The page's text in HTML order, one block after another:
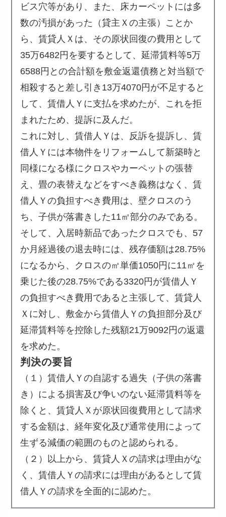
ビス穴等があり、また、床カーペットには多
数の汚損があった（貸主Ｘの主張）ことか
ら、賃貸人Ｘは、その原状回復の費用として
35万6482円を要するとして、延滞賃料等5万
6588円との合計額を敷金返還債務と対当額で
相殺すると差し引き13万4070円が不足すると
して、賃借人Ｙに支払を求めたが、これを拒
まれたため、提訴に及んだ。
これに対し、賃借人Ｙは、反訴を提訴し、賃
借人Ｙには本物件をリフォームして新築時と
同様になる様にクロスやカーペットの張替
え、畳の表替えなどをすべき義務はなく、賃
借人Ｙの負担すべき費用は、壁クロスのう
ち、子供が落書きした11㎡部分のみである。
そして、入居時新品であったクロスでも、57
か月経過後の退去時には、残存価額は28.75%
になるから、クロスの㎡単価1050円に11㎡を
乗じた後の28.75%である3320円が賃借人Ｙ
の負担すべき費用であると主張して、賃貸人
Ｘに対し、敷金から賃借人Ｙの負担部分及び
延滞賃料等を控除した残額21万9092円の返還
を求めた。
判決の要旨
（１）賃借人Ｙの自認する過失（子供の落書
き）による損害及び争いのない延滞賃料等を
除くと、賃貸人Ｘが原状回復費用として請求
する金額は、経年変化及び通常使用によって
生ずる減価の範囲のものと認められる。
（２）以上から、賃貸人Ｘの請求は理由がな
く、賃借人Ｙの請求には理由があるとして賃
借人Ｙの請求を全面的に認めた。